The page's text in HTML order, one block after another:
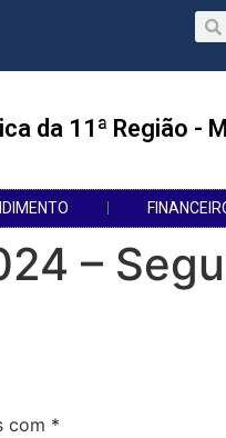
da 11ª Região -
–
com *